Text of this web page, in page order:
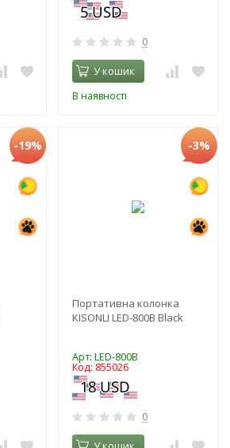
0
У кошик
В наявності
-19% -3%
Портативна колонка
KISONLI LED-800B Black
Арт: LED-800B
Код: 855026
0